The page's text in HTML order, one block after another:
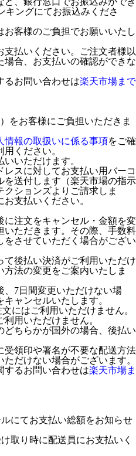
キングにてお振込みくださ
客様のご負担でお願いいたし
払いください。ご注文者様以
合、お支払いの確認ができな
お問い合わせは楽天市場まで
をお客様にご負担いただきま
情報の取扱いに係る事項をご確
ください。
いただけます。
スに対してお支払い用バーコ
を送付します（楽天市場の指示
ションズよりご請求しま
支払いください。
に注文をキャンセル・金額を変
いただきます。その際、手数料
をさせていただく場合がござい
て後払い決済がご利用いただけ
法の変更をご案内いたしま
、7日間変更いただけない場
ャンセルいたします。
にはご利用いただけません。
用いただけません。
ちらかが国外の場合、後払い
領印や署名が不要な配送方法
だけない場合がございます。
るお問い合わせは楽天市場ま
にてお支払い総額をお知らせ
取り時に配送員にお支払いく